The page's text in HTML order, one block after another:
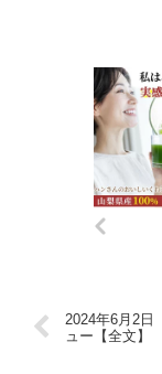
2024年6月2
ュー【全文】